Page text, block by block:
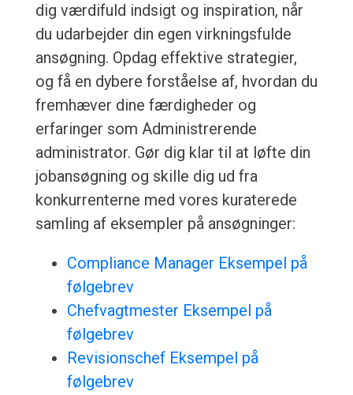
dig værdifuld indsigt og inspiration, når
du udarbejder din egen virkningsfulde
ansøgning. Opdag effektive strategier,
og få en dybere forståelse af, hvordan du
fremhæver dine færdigheder og
erfaringer som Administrerende
administrator. Gør dig klar til at løfte din
jobansøgning og skille dig ud fra
konkurrenterne med vores kuraterede
samling af eksempler på ansøgninger:
Compliance Manager Eksempel på
følgebrev
Chefvagtmester Eksempel på
følgebrev
Revisionschef Eksempel på
følgebrev